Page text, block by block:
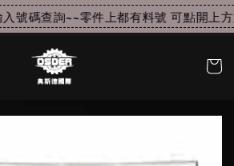
號碼查詢~~零件上都有料號 可點開上方